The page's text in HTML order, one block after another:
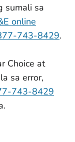
sumali sa
online
743-8429.
Choice at
sa error,
743-8429